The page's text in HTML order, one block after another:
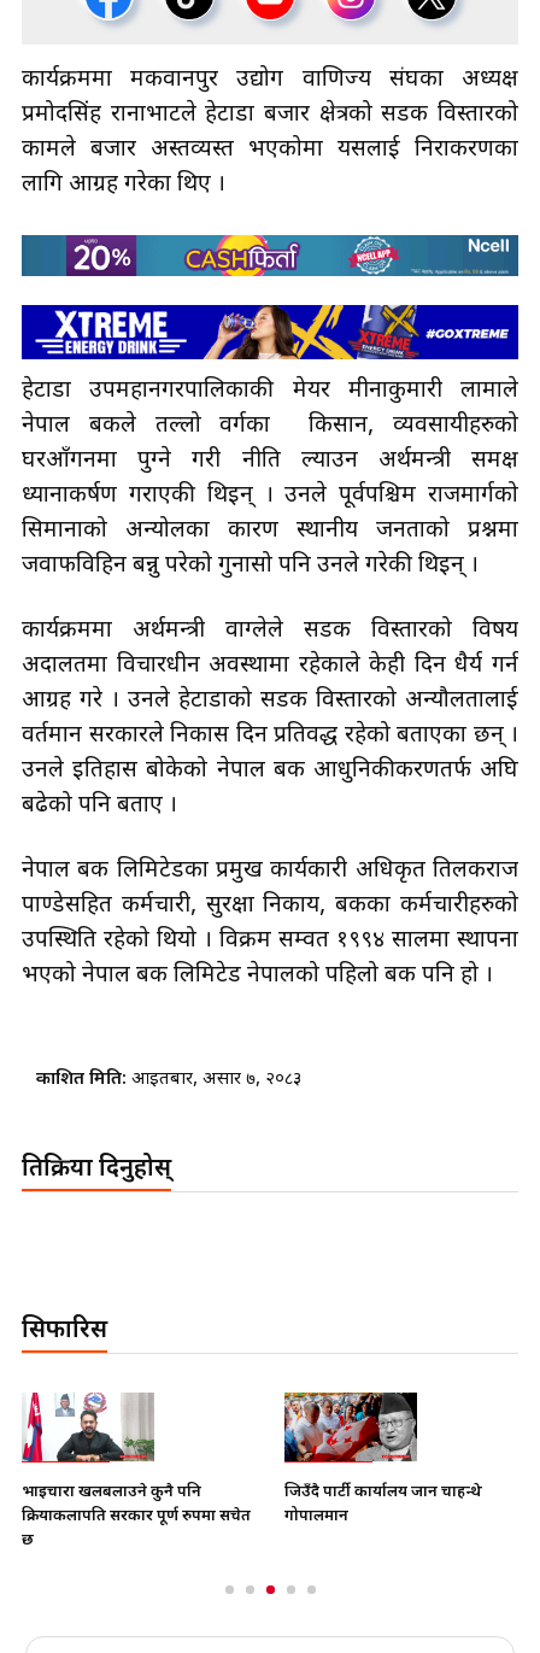
कार्यक्रममा मकवानपुर उद्योग वाणिज्य संघका अध्यक्ष
प्रमोदसिंह रानाभाटले हेटौंडा बजार क्षेत्रको सडक विस्तारको
कामले बजार अस्तव्यस्त भएकोमा यसलाई निराकरणका
लागि आग्रह गरेका थिए ।
हेटौंडा उपमहानगरपालिकाकी मेयर मीनाकुमारी लामाले
नेपाल बैंकले तल्लो वर्गका किसान, व्यवसायीहरुको
घरआँगनमा पुग्ने गरी नीति ल्याउन अर्थमन्त्री समक्ष
ध्यानाकर्षण गराएकी थिइन् । उनले पूर्वपश्चिम राजमार्गको
सिमानाको अन्योलका कारण स्थानीय जनताको प्रश्नमा
जवाफविहिन बन्नु परेको गुनासो पनि उनले गरेकी थिइन् ।
कार्यक्रममा अर्थमन्त्री वाग्लेले सडक विस्तारको विषय
अदालतमा विचारधीन अवस्थामा रहेकाले केही दिन धैर्य गर्न
आग्रह गरे । उनले हेटौंडाको सडक विस्तारको अन्यौलतालाई
वर्तमान सरकारले निकास दिन प्रतिवद्ध रहेको बताएका छन् ।
उनले इतिहास बोकेको नेपाल बैंक आधुनिकीकरणतर्फ अघि
बढेको पनि बताए ।
नेपाल बैंक लिमिटेडका प्रमुख कार्यकारी अधिकृत तिलकराज
पाण्डेसहित कर्मचारी, सुरक्षा निकाय, बैंकका कर्मचारीहरुको
उपस्थिति रहेको थियो । विक्रम सम्वत १९९४ सालमा स्थापना
भएको नेपाल बैंक लिमिटेड नेपालको पहिलो बैंक पनि हो ।
आइतबार, असार ७, २०८३
प्रतिक्रिया दिनुहोस्
सिफारिस
भाइचारा खलबलाउने कुनै पनि
क्रियाकलापप्रति सरकार पूर्ण रुपमा सचेत
जिउँदै पार्टी कार्यालय जान चाहन्थे